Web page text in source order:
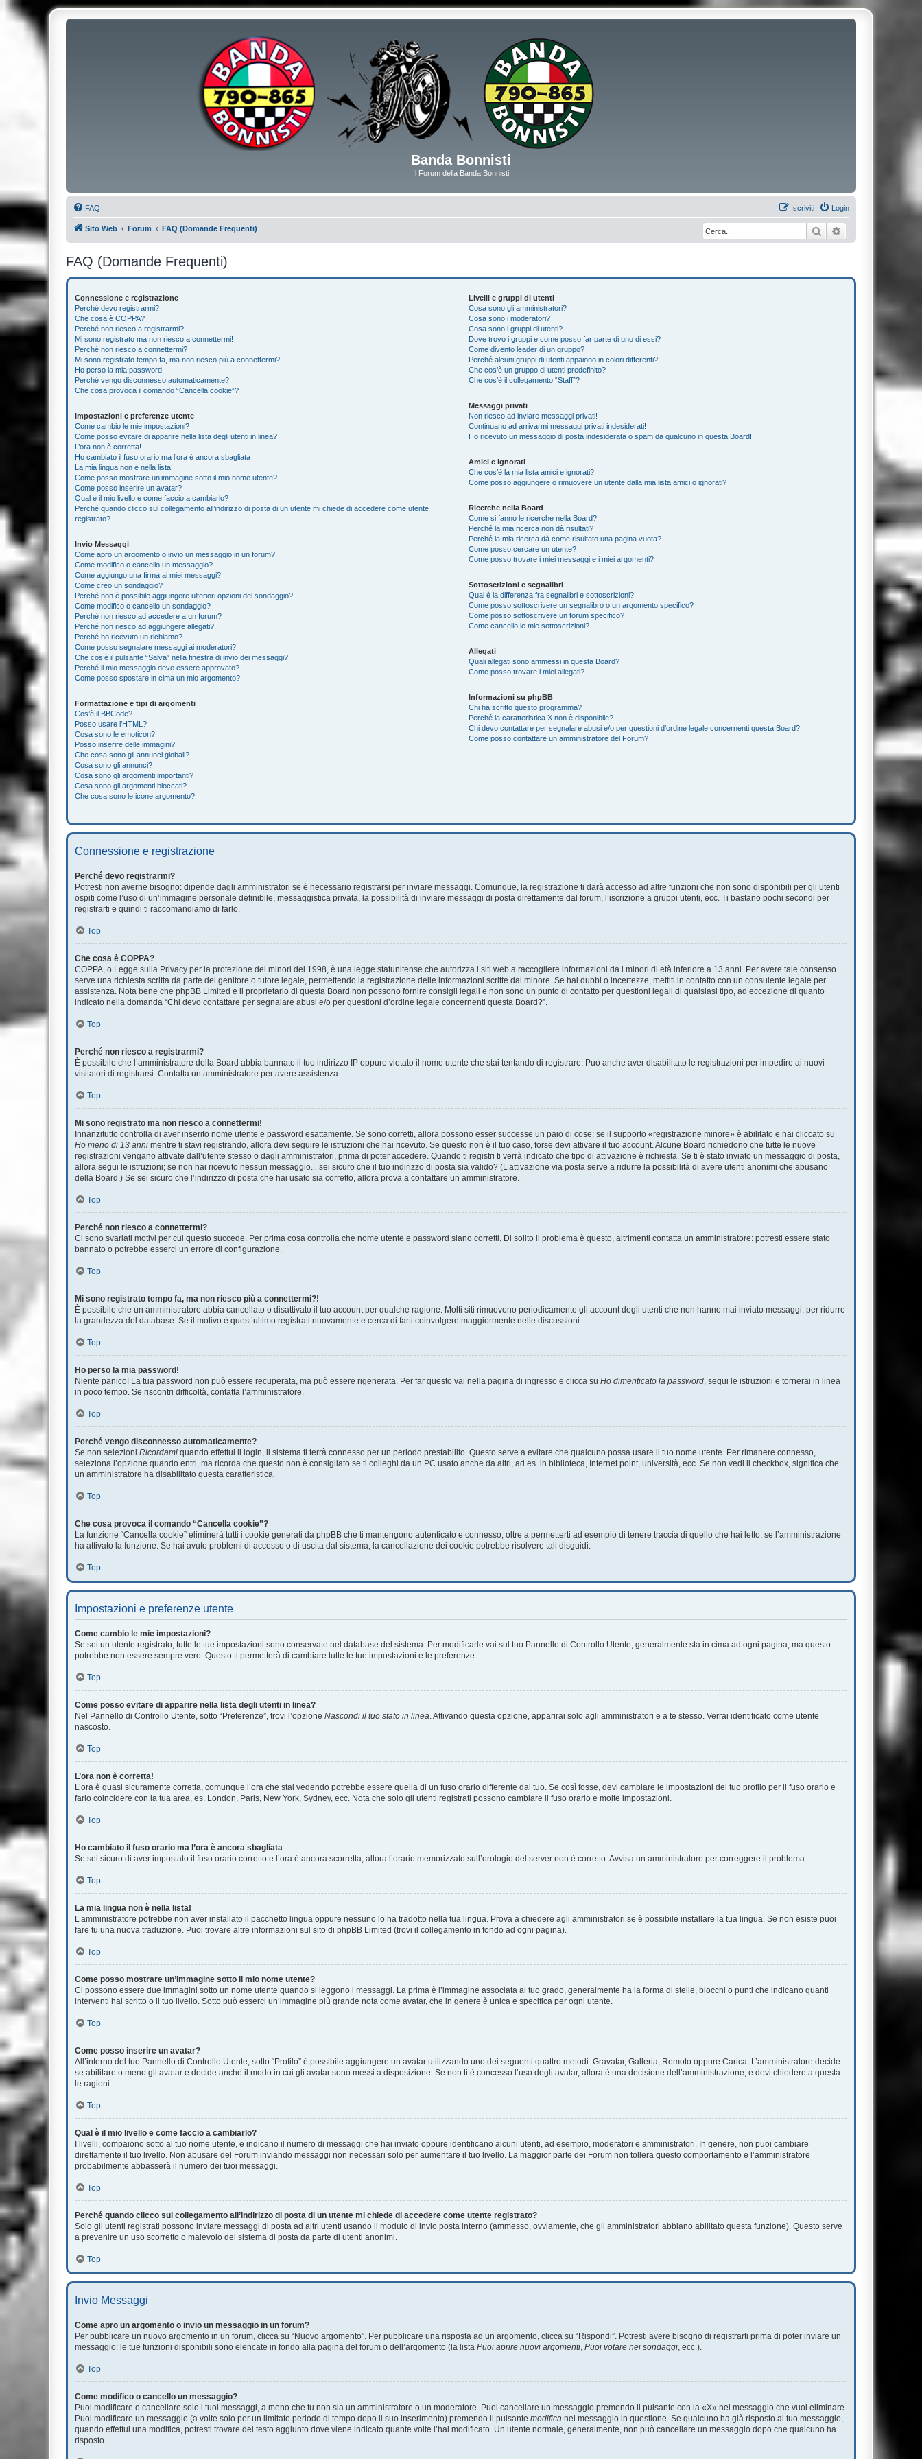
Banda Bonnisti
Il Forum della Banda Bonnisti
FAQ Login
Iscriviti
Sito Web Forum FAQ (Domande Frequenti) Cerca
FAQ (Domande Frequenti)
Connessione e registrazione
Perché devo registrarmi?
Che cosa è COPPA?
Perché non riesco a registrarmi?
Mi sono registrato ma non riesco a connettermi!
Perché non riesco a connettermi?
Mi sono registrato tempo fa, ma non riesco più a connettermi?!
Ho perso la mia password!
Perché vengo disconnesso automaticamente?
Che cosa provoca il comando “Cancella cookie”?
Impostazioni e preferenze utente
Come cambio le mie impostazioni?
Come posso evitare di apparire nella lista degli utenti in linea?
L’ora non è corretta!
Ho cambiato il fuso orario ma l’ora è ancora sbagliata
La mia lingua non è nella lista!
Come posso mostrare un’immagine sotto il mio nome utente?
Come posso inserire un avatar?
Qual è il mio livello e come faccio a cambiarlo?
Perché quando clicco sul collegamento all’indirizzo di posta di un utente mi chiede di accedere come utente
registrato?
Invio Messaggi
Come apro un argomento o invio un messaggio in un forum?
Come modifico o cancello un messaggio?
Come aggiungo una firma ai miei messaggi?
Come creo un sondaggio?
Perché non è possibile aggiungere ulteriori opzioni del sondaggio?
Come modifico o cancello un sondaggio?
Perché non riesco ad accedere a un forum?
Perché non riesco ad aggiungere allegati?
Perché ho ricevuto un richiamo?
Come posso segnalare messaggi ai moderatori?
Che cos’è il pulsante “Salva” nella finestra di invio dei messaggi?
Perché il mio messaggio deve essere approvato?
Come posso spostare in cima un mio argomento?
Formattazione e tipi di argomenti
Cos’è il BBCode?
Posso usare l’HTML?
Cosa sono le emoticon?
Posso inserire delle immagini?
Che cosa sono gli annunci globali?
Cosa sono gli annunci?
Cosa sono gli argomenti importanti?
Cosa sono gli argomenti bloccati?
Che cosa sono le icone argomento?
Livelli e gruppi di utenti
Cosa sono gli amministratori?
Cosa sono i moderatori?
Cosa sono i gruppi di utenti?
Dove trovo i gruppi e come posso far parte di uno di essi?
Come divento leader di un gruppo?
Perché alcuni gruppi di utenti appaiono in colori differenti?
Che cos’è un gruppo di utenti predefinito?
Che cos’è il collegamento “Staff”?
Messaggi privati
Non riesco ad inviare messaggi privati!
Continuano ad arrivarmi messaggi privati indesiderati!
Ho ricevuto un messaggio di posta indesiderata o spam da qualcuno in questa Board!
Amici e ignorati
Che cos’è la mia lista amici e ignorati?
Come posso aggiungere o rimuovere un utente dalla mia lista amici o ignorati?
Ricerche nella Board
Come si fanno le ricerche nella Board?
Perché la mia ricerca non dà risultati?
Perché la mia ricerca dà come risultato una pagina vuota?
Come posso cercare un utente?
Come posso trovare i miei messaggi e i miei argomenti?
Sottoscrizioni e segnalibri
Qual è la differenza fra segnalibri e sottoscrizioni?
Come posso sottoscrivere un segnalibro o un argomento specifico?
Come posso sottoscrivere un forum specifico?
Come cancello le mie sottoscrizioni?
Allegati
Quali allegati sono ammessi in questa Board?
Come posso trovare i miei allegati?
Informazioni su phpBB
Chi ha scritto questo programma?
Perché la caratteristica X non è disponibile?
Chi devo contattare per segnalare abusi e/o per questioni d’ordine legale concernenti questa Board?
Come posso contattare un amministratore del Forum?
Connessione e registrazione
Perché devo registrarmi?
Potresti non averne bisogno: dipende dagli amministratori se è necessario registrarsi per inviare messaggi. Comunque, la registrazione ti darà accesso ad altre funzioni che non sono disponibili per gli utenti
ospiti come l’uso di un’immagine personale definibile, messaggistica privata, la possibilità di inviare messaggi di posta direttamente dal forum, l’iscrizione a gruppi utenti, ecc. Ti bastano pochi secondi per
registrarti e quindi ti raccomandiamo di farlo.
Top
Che cosa è COPPA?
COPPA, o Legge sulla Privacy per la protezione dei minori del 1998, è una legge statunitense che autorizza i siti web a raccogliere informazioni da i minori di età inferiore a 13 anni. Per avere tale consenso
serve una richiesta scritta da parte del genitore o tutore legale, permettendo la registrazione delle informazioni scritte dal minore. Se hai dubbi o incertezze, mettiti in contatto con un consulente legale per
assistenza. Nota bene che phpBB Limited e il proprietario di questa Board non possono fornire consigli legali e non sono un punto di contatto per questioni legali di qualsiasi tipo, ad eccezione di quanto
indicato nella domanda “Chi devo contattare per segnalare abusi e/o per questioni d’ordine legale concernenti questa Board?”.
Top
Perché non riesco a registrarmi?
È possibile che l’amministratore della Board abbia bannato il tuo indirizzo IP oppure vietato il nome utente che stai tentando di registrare. Può anche aver disabilitato le registrazioni per impedire ai nuovi
visitatori di registrarsi. Contatta un amministratore per avere assistenza.
Top
Mi sono registrato ma non riesco a connettermi!
Innanzitutto controlla di aver inserito nome utente e password esattamente. Se sono corretti, allora possono esser successe un paio di cose: se il supporto «registrazione minore» è abilitato e hai cliccato su
Ho meno di 13 anni mentre ti stavi registrando, allora devi seguire le istruzioni che hai ricevuto. Se questo non è il tuo caso, forse devi attivare il tuo account. Alcune Board richiedono che tutte le nuove
registrazioni vengano attivate dall’utente stesso o dagli amministratori, prima di poter accedere. Quando ti registri ti verrà indicato che tipo di attivazione è richiesta. Se ti è stato inviato un messaggio di posta,
allora segui le istruzioni; se non hai ricevuto nessun messaggio... sei sicuro che il tuo indirizzo di posta sia valido? (L’attivazione via posta serve a ridurre la possibilità di avere utenti anonimi che abusano
della Board.) Se sei sicuro che l’indirizzo di posta che hai usato sia corretto, allora prova a contattare un amministratore.
Top
Perché non riesco a connettermi?
Ci sono svariati motivi per cui questo succede. Per prima cosa controlla che nome utente e password siano corretti. Di solito il problema è questo, altrimenti contatta un amministratore: potresti essere stato
bannato o potrebbe esserci un errore di configurazione.
Top
Mi sono registrato tempo fa, ma non riesco più a connettermi?!
È possibile che un amministratore abbia cancellato o disattivato il tuo account per qualche ragione. Molti siti rimuovono periodicamente gli account degli utenti che non hanno mai inviato messaggi, per ridurre
la grandezza del database. Se il motivo è quest’ultimo registrati nuovamente e cerca di farti coinvolgere maggiormente nelle discussioni.
Top
Ho perso la mia password!
Niente panico! La tua password non può essere recuperata, ma può essere rigenerata. Per far questo vai nella pagina di ingresso e clicca su Ho dimenticato la password , segui le istruzioni e tornerai in linea
in poco tempo. Se riscontri difficoltà, contatta l’amministratore.
Top
Perché vengo disconnesso automaticamente?
Se non selezioni Ricordami quando effettui il login, il sistema ti terrà connesso per un periodo prestabilito. Questo serve a evitare che qualcuno possa usare il tuo nome utente. Per rimanere connesso,
seleziona l’opzione quando entri, ma ricorda che questo non è consigliato se ti colleghi da un PC usato anche da altri, ad es. in biblioteca, Internet point, università, ecc. Se non vedi il checkbox, significa che
un amministratore ha disabilitato questa caratteristica.
Top
Che cosa provoca il comando “Cancella cookie”?
La funzione “Cancella cookie” eliminerà tutti i cookie generati da phpBB che ti mantengono autenticato e connesso, oltre a permetterti ad esempio di tenere traccia di quello che hai letto, se l’amministrazione
ha attivato la funzione. Se hai avuto problemi di accesso o di uscita dal sistema, la cancellazione dei cookie potrebbe risolvere tali disguidi.
Top
Impostazioni e preferenze utente
Come cambio le mie impostazioni?
Se sei un utente registrato, tutte le tue impostazioni sono conservate nel database del sistema. Per modificarle vai sul tuo Pannello di Controllo Utente; generalmente sta in cima ad ogni pagina, ma questo
potrebbe non essere sempre vero. Questo ti permetterà di cambiare tutte le tue impostazioni e le preferenze.
Top
Come posso evitare di apparire nella lista degli utenti in linea?
Nel Pannello di Controllo Utente, sotto “Preferenze”, trovi l’opzione Nascondi il tuo stato in linea . Attivando questa opzione, apparirai solo agli amministratori e a te stesso. Verrai identificato come utente
nascosto.
Top
L’ora non è corretta!
L’ora è quasi sicuramente corretta, comunque l’ora che stai vedendo potrebbe essere quella di un fuso orario differente dal tuo. Se così fosse, devi cambiare le impostazioni del tuo profilo per il fuso orario e
farlo coincidere con la tua area, es. London, Paris, New York, Sydney, ecc. Nota che solo gli utenti registrati possono cambiare il fuso orario e molte impostazioni.
Top
Ho cambiato il fuso orario ma l’ora è ancora sbagliata
Se sei sicuro di aver impostato il fuso orario corretto e l’ora è ancora scorretta, allora l’orario memorizzato sull’orologio del server non è corretto. Avvisa un amministratore per correggere il problema.
Top
La mia lingua non è nella lista!
L’amministratore potrebbe non aver installato il pacchetto lingua oppure nessuno lo ha tradotto nella tua lingua. Prova a chiedere agli amministratori se è possibile installare la tua lingua. Se non esiste puoi
fare tu una nuova traduzione. Puoi trovare altre informazioni sul sito di phpBB Limited (trovi il collegamento in fondo ad ogni pagina).
Top
Come posso mostrare un’immagine sotto il mio nome utente?
Ci possono essere due immagini sotto un nome utente quando si leggono i messaggi. La prima è l’immagine associata al tuo grado, generalmente ha la forma di stelle, blocchi o punti che indicano quanti
interventi hai scritto o il tuo livello. Sotto può esserci un’immagine più grande nota come avatar, che in genere è unica e specifica per ogni utente.
Top
Come posso inserire un avatar?
All’interno del tuo Pannello di Controllo Utente, sotto “Profilo” è possibile aggiungere un avatar utilizzando uno dei seguenti quattro metodi: Gravatar, Galleria, Remoto oppure Carica. L’amministratore decide
se abilitare o meno gli avatar e decide anche il modo in cui gli avatar sono messi a disposizione. Se non ti è concesso l’uso degli avatar, allora è una decisione dell’amministrazione, e devi chiedere a questa
le ragioni.
Top
Qual è il mio livello e come faccio a cambiarlo?
I livelli, compaiono sotto al tuo nome utente, e indicano il numero di messaggi che hai inviato oppure identificano alcuni utenti, ad esempio, moderatori e amministratori. In genere, non puoi cambiare
direttamente il tuo livello. Non abusare del Forum inviando messaggi non necessari solo per aumentare il tuo livello. La maggior parte dei Forum non tollera questo comportamento e l’amministratore
probabilmente abbasserà il numero dei tuoi messaggi.
Top
Perché quando clicco sul collegamento all’indirizzo di posta di un utente mi chiede di accedere come utente registrato?
Solo gli utenti registrati possono inviare messaggi di posta ad altri utenti usando il modulo di invio posta interno (ammesso, ovviamente, che gli amministratori abbiano abilitato questa funzione). Questo serve
a prevenire un uso scorretto o malevolo del sistema di posta da parte di utenti anonimi.
Top
Invio Messaggi
Come apro un argomento o invio un messaggio in un forum?
Per pubblicare un nuovo argomento in un forum, clicca su “Nuovo argomento”. Per pubblicare una risposta ad un argomento, clicca su “Rispondi”. Potresti avere bisogno di registrarti prima di poter inviare un
messaggio: le tue funzioni disponibili sono elencate in fondo alla pagina del forum o dell’argomento (la lista Puoi aprire nuovi argomenti Puoi votare nei sondaggi , ecc.).
Top
Come modifico o cancello un messaggio?
Puoi modificare o cancellare solo i tuoi messaggi, a meno che tu non sia un amministratore o un moderatore. Puoi cancellare un messaggio premendo il pulsante con la «X» nel messaggio che vuoi eliminare.
Puoi modificare un messaggio (a volte solo per un limitato periodo di tempo dopo il suo inserimento) premendo il pulsante modifica nel messaggio in questione. Se qualcuno ha già risposto al tuo messaggio,
quando effettui una modifica, potresti trovare del testo aggiunto dove viene indicato quante volte l’hai modificato. Un utente normale, generalmente, non può cancellare un messaggio dopo che qualcuno ha
risposto.